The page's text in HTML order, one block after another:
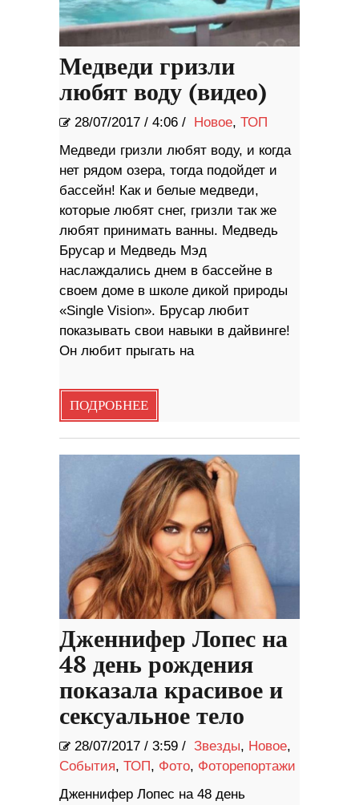
Медведи гризли
любят воду (видео)
28/07/2017 / 4:06 / Новое, ТОП
Медведи гризли любят воду, и когда
нет рядом озера, тогда подойдет и
бассейн! Как и белые медведи,
которые любят снег, гризли так же
любят принимать ванны. Медведь
Брусар и Медведь Мэд
наслаждались днем в бассейне в
своем доме в школе дикой природы
«Single Vision». Брусар любит
показывать свои навыки в дайвинге!
Он любит прыгать на
ПОДРОБНЕЕ
Дженнифер Лопес на
48 день рождения
показала красивое и
сексуальное тело
28/07/2017 / 3:59 / Звезды, Новое,
События, ТОП, Фото, Фоторепортажи
Дженнифер Лопес на 48 день